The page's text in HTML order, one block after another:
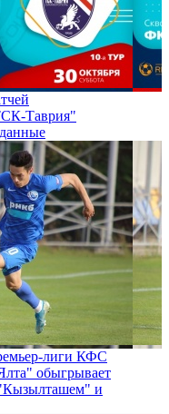
Таврия"
лиги КФС
обыгрывает
и